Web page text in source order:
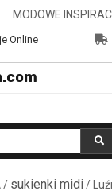
MODOWE
Online
/ sukienki midi/